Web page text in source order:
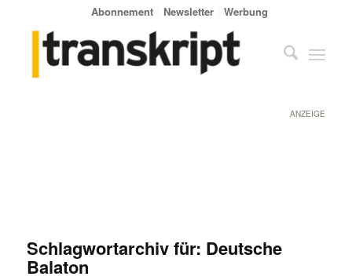
Abonnement Newsletter Werbung
ANZEIGE
Schlagwortarchiv für: Deutsche
Balaton